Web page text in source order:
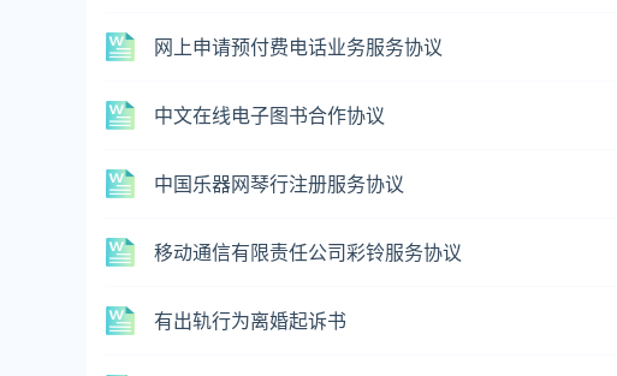
网上申请预付费电话业务服务协议
中文在线电子图书合作协议
中国乐器网琴行注册服务协议
移动通信有限责任公司彩铃服务协议
有出轨行为离婚起诉书